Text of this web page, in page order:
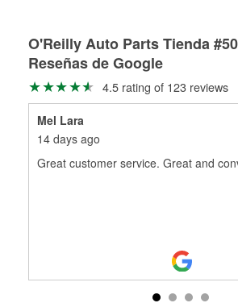
partes de reemplazo correctas para tu
Rectificación de tambores y discos de
O'Reilly Auto Parts Tienda
Reseñas de Google
4.5 rating of 123 reviews
Mel Lara
14 days ago
Great customer service. Great and